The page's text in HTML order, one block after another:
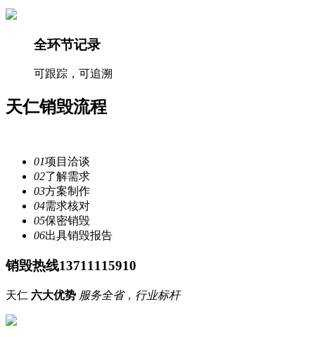
全环节记录
可跟踪，可追溯
天仁销毁流程
01项目洽谈
02了解需求
03方案制作
04需求核对
05保密销毁
06出具销毁报告
销毁热线13711115910
天仁 六大优势 服务全省，行业标杆